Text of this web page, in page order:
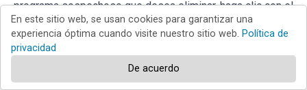
programa sospechoso que desea eliminar, haga clic con el
botón derecho del mouse sobre su nombre y elija
"Eliminar".
En este sitio web, se usan cookies para garantizar una
experiencia óptima cuando visite nuestro sitio web. Política de
privacidad
De acuerdo